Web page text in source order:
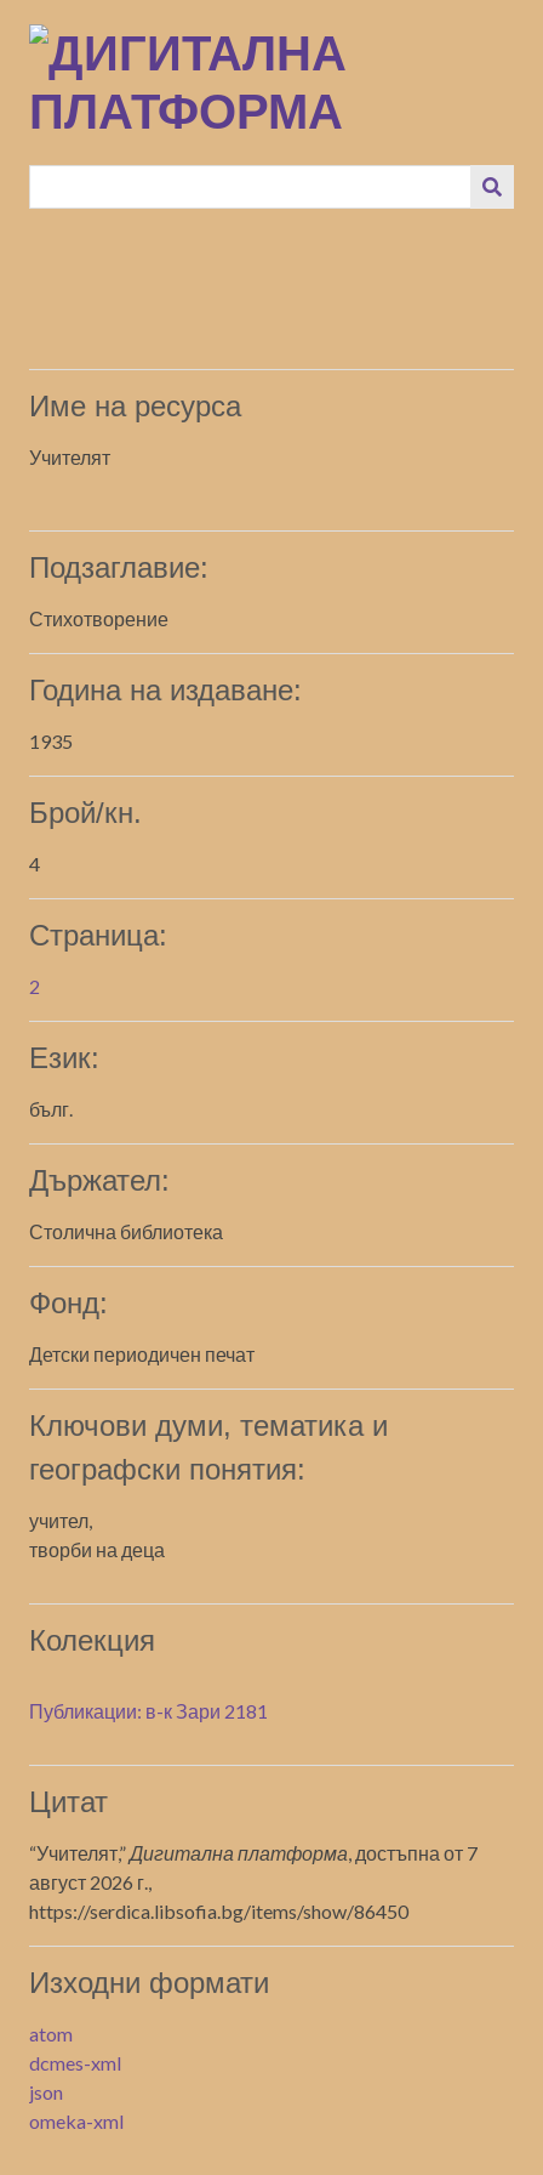
към
основното
съдържание
Име на ресурса
Учителят
Подзаглавие:
Стихотворение
Година на издаване:
1935
Брой/кн.
4
Страница:
2
Език:
бълг.
Държател:
Столична библиотека
Фонд:
Детски периодичен печат
Ключови думи, тематика и
географски понятия:
учител,
творби на деца
Колекция
Публикации: в-к Зари 2181
Цитат
“Учителят,”Дигитална платформа, достъпна от 7
август 2026 г.,
https://serdica.libsofia.bg/items/show/86450
Изходни формати
atom
dcmes-xml
json
omeka-xml